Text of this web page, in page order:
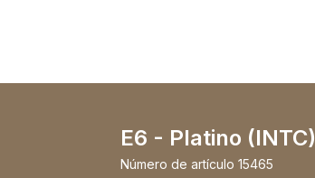
E6 - Platino (INTC)
Número de artículo 15465